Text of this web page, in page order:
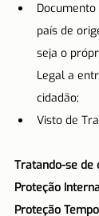
país de
seja o
Legal a
cidadão;
Visto de
Tratando-se de
Proteção
Proteção